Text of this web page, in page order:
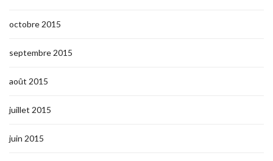
octobre 2015
septembre 2015
août 2015
juillet 2015
juin 2015